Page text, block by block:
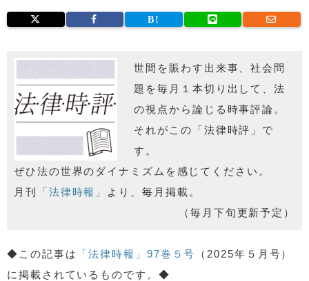
世間を賑わす出来事、社会問
題を毎月１本切り出して、法
の視点から論じる時事評論。
それがこの「法律時評」で
す。
ぜひ法の世界のダイナミズムを感じてください。
月刊
「法律時報」
より、毎月掲載。
（毎月下旬更新予定）
◆この記事は 「法律時報」97巻５号
（2025年５月号）
に掲載されているものです。◆